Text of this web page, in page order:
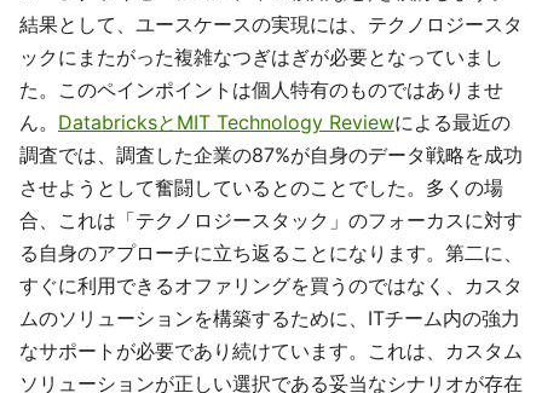
結果として、ユースケースの実現には、テクノロジースタ
ックにまたがった複雑なつぎはぎが必要となっていまし
た。このペインポイントは個人特有のものではありませ
ん。 DatabricksとMIT Technology Reviewによる最近の
調査では、調査した企業の87%が自身のデータ戦略を成功
させようとして奮闘しているとのことでした。多くの場
合、これは「テクノロジースタック」のフォーカスに対す
る自身のアプローチに立ち返ることになります。第二に、
すぐに利用できるオファリングを買うのではなく、カスタ
ムのソリューションを構築するために、ITチーム内の強力
なサポートが必要であり続けています。これは、カスタム
ソリューションが正しい選択である妥当なシナリオが存在